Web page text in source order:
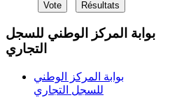
بوابة المركز الوطني للسجل
التجاري
بوابة المركز الوطني
للسجل التجاري